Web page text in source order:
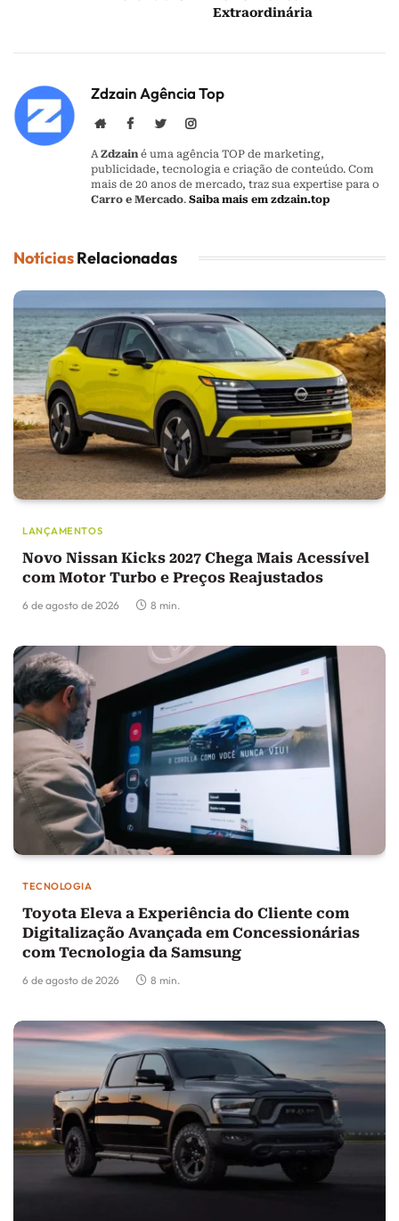
Extraordinária
Zdzain Agência Top
WebsiteFacebookTwitterInstagram
AZdzain é uma agência TOP de marketing,
publicidade, tecnologia e criação de conteúdo. Com
mais de 20 anos de mercado, traz sua expertise para o
Carro e Mercado. Saiba mais em zdzain.top
NotíciasRelacionadas
LANÇAMENTOS
Novo Nissan Kicks 2027 Chega Mais Acessível
com Motor Turbo e Preços Reajustados
6 de agosto de 2026 8 min.
TECNOLOGIA
Toyota Eleva a Experiência do Cliente com
Digitalização Avançada em Concessionárias
com Tecnologia da Samsung
6 de agosto de 2026 8 min.